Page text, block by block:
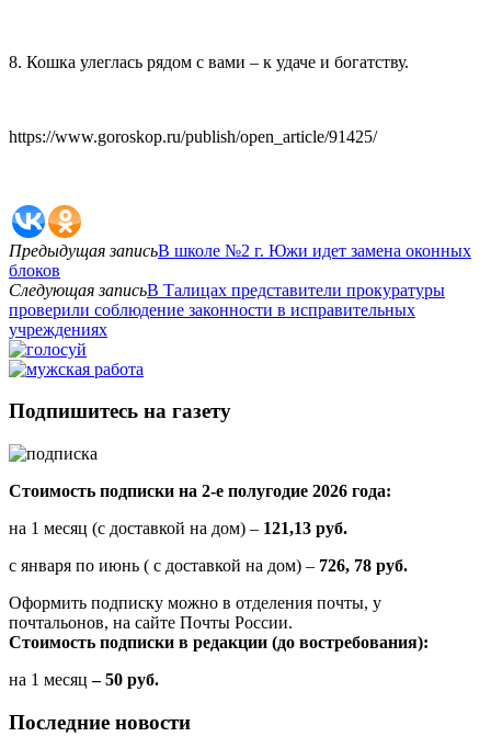
8. Кошка улеглась рядом с вами – к удаче и богатству.
https://www.goroskop.ru/publish/open_article/91425/
Предыдущая записьВ школе №2 г. Южи идет замена оконных
блоков
Следующая записьВ Талицах представители прокуратуры
проверили соблюдение законности в исправительных
учреждениях
Подпишитесь на газету
Стоимость подписки на 2-е полугодие 2026 года:
на 1 месяц (с доставкой на дом) – 121,13 руб.
с января по июнь ( с доставкой на дом) – 726, 78 руб.
Оформить подписку можно в отделения почты, у
почтальонов, на сайте Почты России.
Стоимость подписки в редакции (до востребования):
на 1 месяц – 50 руб.
Последние новости